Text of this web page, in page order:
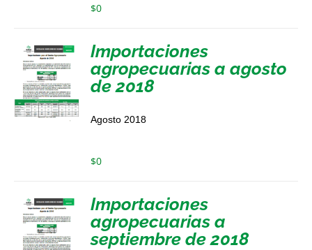
$0
Importaciones
agropecuarias a agosto
de 2018
Agosto 2018
$0
Importaciones
agropecuarias a
septiembre de 2018